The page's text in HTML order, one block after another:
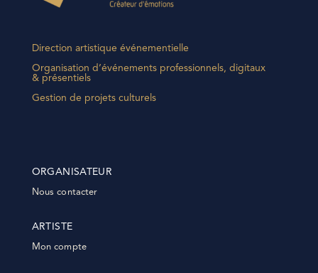
Direction artistique événementielle
Organisation d’événements professionnels, digitaux
& présentiels
Gestion de projets culturels
ORGANISATEUR
Nous contacter
ARTISTE
Mon compte